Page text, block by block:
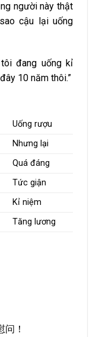
người này thật
cậu lại uống
đang uống kỉ
10 năm thôi.”
Uống rượu
Nhưng lại
Quá đáng
Tức giận
Kỉ niệm
Tăng lương
！